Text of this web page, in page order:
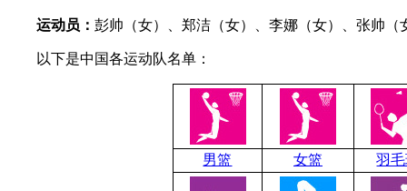
运动员： 彭帅（女）、郑洁（女）、李娜（女）、张帅（
以下是中国各运动队名单：
男篮 女篮 羽